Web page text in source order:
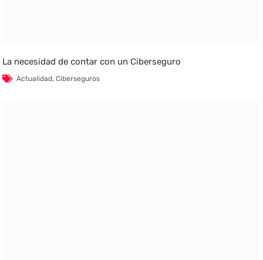
La necesidad de contar con un Ciberseguro
Actualidad,Ciberseguros